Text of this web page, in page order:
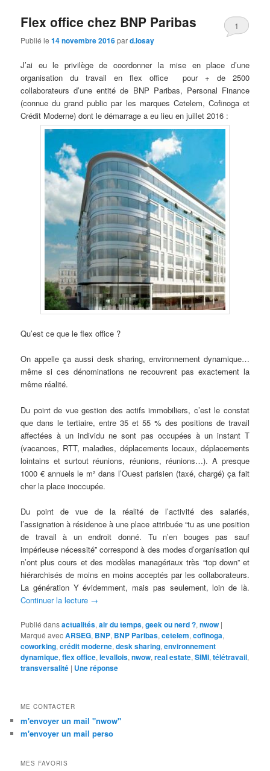
Flex office chez BNP Paribas
Publié le14 novembre 2016pard.losay
1
J’ai eu le privilège de coordonner la mise en place d’une
organisation du travail en flex office pour + de 2500
collaborateurs d’une entité de BNP Paribas, Personal Finance
(connue du grand public par les marques Cetelem, Cofinoga et
Crédit Moderne) dont le démarrage a eu lieu en juillet 2016 :
Qu’est ce que le flex office ?
On appelle ça aussi desk sharing, environnement dynamique…
même si ces dénominations ne recouvrent pas exactement la
même réalité.
Du point de vue gestion des actifs immobiliers, c’est le constat
que dans le tertiaire, entre 35 et 55 % des positions de travail
affectées à un individu ne sont pas occupées à un instant T
(vacances, RTT, maladies, déplacements locaux, déplacements
lointains et surtout réunions, réunions, réunions…). A presque
1000 € annuels le m² dans l’Ouest parisien (taxé, chargé) ça fait
cher la place inoccupée.
Du point de vue de la réalité de l’activité des salariés,
l’assignation à résidence à une place attribuée “tu as une position
de travail à un endroit donné. Tu n’en bouges pas sauf
impérieuse nécessité” correspond à des modes d’organisation qui
n’ont plus cours et des modèles managériaux très “top down” et
hiérarchisés de moins en moins acceptés par les collaborateurs.
La génération Y évidemment, mais pas seulement, loin de là.
Continuer la lecture →
Publié dansactualités,air du temps,geek ou nerd ?,nwow |
Marqué avecARSEG, BNP, BNP Paribas,cetelem,cofinoga,
coworking,crédit moderne,desk sharing,environnement
dynamique,flex office,levallois,nwow,real estate,SIMI,télétravail,
transversalité | Uneréponse
ME CONTACTER
m'envoyer un mail "nwow"
m'envoyer un mail perso
MES FAVORIS